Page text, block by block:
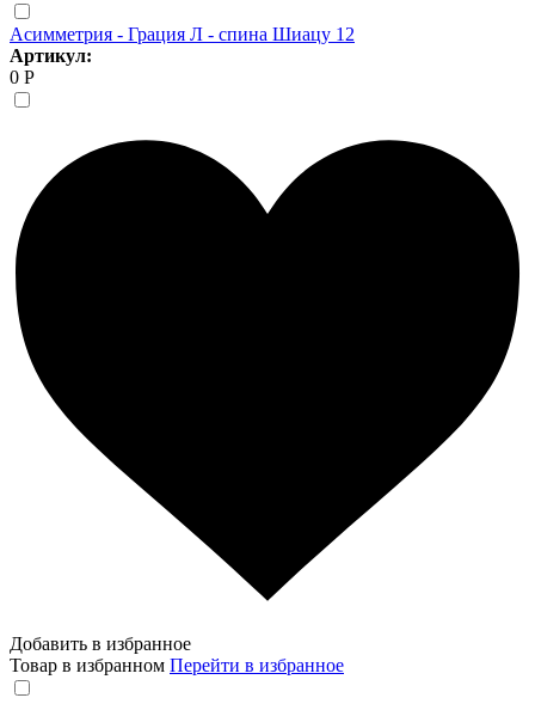
Асимметрия - Грация Л - спина Шиацу 12
Артикул:
0 Р
Добавить в избранное
Товар в избранном Перейти в избранное